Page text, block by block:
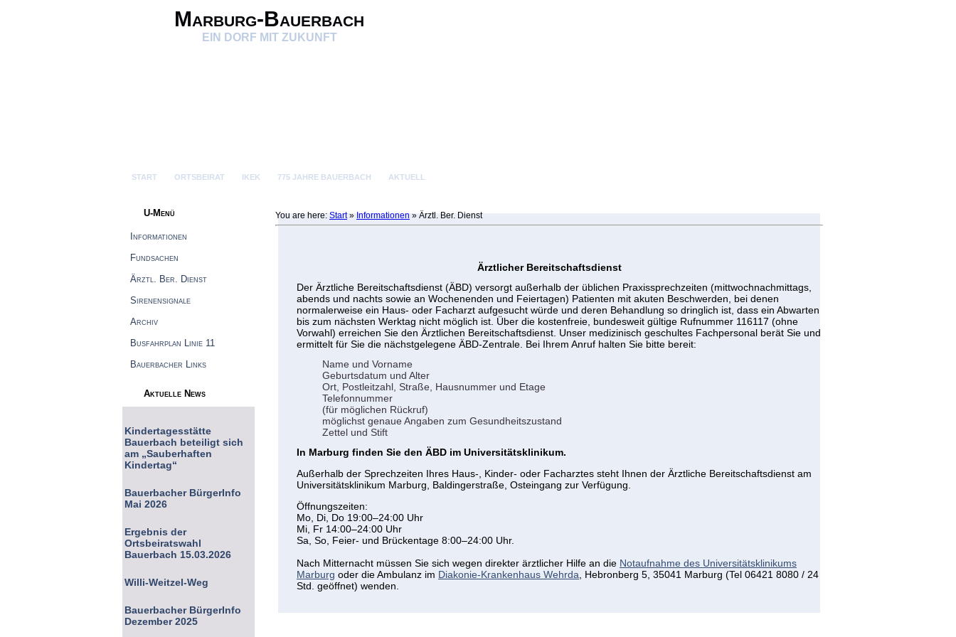
Marburg-Bauerbach
EIN DORF MIT ZUKUNFT
START ORTSBEIRAT IKEK 775 JAHRE BAUERBACH AKTUELL
U-Menü
Informationen
Fundsachen
Ärztl. Ber. Dienst
Sirenensignale
Archiv
Busfahrplan Linie 11
Bauerbacher Links
Aktuelle News
Kindertagesstätte
Bauerbach beteiligt sich
am „Sauberhaften
Kindertag“
Bauerbacher BürgerInfo
Mai 2026
Ergebnis der
Ortsbeiratswahl
Bauerbach 15.03.2026
Willi-Weitzel-Weg
Bauerbacher BürgerInfo
Dezember 2025
You are here: Start» Informationen » Ärztl. Ber. Dienst
Ärztlicher Bereitschaftsdienst
Der Ärztliche Bereitschaftsdienst (ÄBD) versorgt außerhalb der üblichen Praxissprechzeiten (mittwochnachmittags,
abends und nachts sowie an Wochenenden und Feiertagen) Patienten mit akuten Beschwerden, bei denen
normalerweise ein Haus- oder Facharzt aufgesucht würde und deren Behandlung so dringlich ist, dass ein Abwarten
bis zum nächsten Werktag nicht möglich ist. Über die kostenfreie, bundesweit gültige Rufnummer 116117 (ohne
Vorwahl) erreichen Sie den Ärztlichen Bereitschaftsdienst. Unser medizinisch geschultes Fachpersonal berät Sie und
ermittelt für Sie die nächstgelegene ÄBD-Zentrale. Bei Ihrem Anruf halten Sie bitte bereit:
Name und Vorname
Geburtsdatum und Alter
Ort, Postleitzahl, Straße, Hausnummer und Etage
Telefonnummer
(für möglichen Rückruf)
möglichst genaue Angaben zum Gesundheitszustand
Zettel und Stift
In Marburg finden Sie den ÄBD im Universitätsklinikum.
Außerhalb der Sprechzeiten Ihres Haus-, Kinder- oder Facharztes steht Ihnen der Ärztliche Bereitschaftsdienst am
Universitätsklinikum Marburg, Baldingerstraße, Osteingang zur Verfügung.
Öffnungszeiten:
Mo, Di, Do 19:00–24:00 Uhr
Mi, Fr 14:00–24:00 Uhr
Sa, So, Feier- und Brückentage 8:00–24:00 Uhr.
Nach Mitternacht müssen Sie sich wegen direkter ärztlicher Hilfe an die Notaufnahme des Universitätsklinikums
Marburg oder die Ambulanz im Diakonie-Krankenhaus Wehrda , Hebronberg 5, 35041 Marburg (Tel 06421 8080 / 24
Std. geöffnet) wenden.